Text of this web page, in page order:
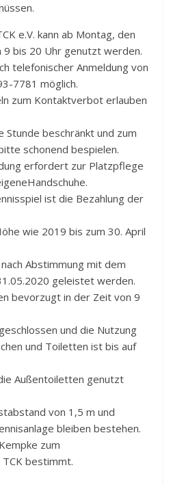
e.V. kann ab Montag, den
9 bis 20 Uhr genutzt werden.
telefonischer Anmeldung von
7781 möglich.
zum Kontaktverbot erlauben
Stunde beschränkt und zum
schonend bespielen.
erfordert zur Platzpflege
ist die Bezahlung der
wie 2019 bis zum 30. April
Abstimmung mit dem
geleistet werden.
bevorzugt in der Zeit von 9
und die Nutzung
und Toiletten ist bis auf
Außentoiletten genutzt
von 1,5 m und
bleiben bestehen.
zum
bestimmt.